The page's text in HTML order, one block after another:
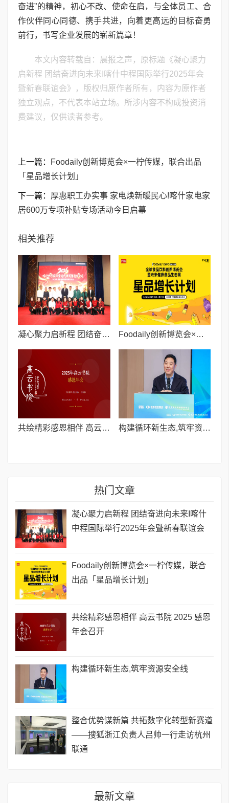
奋进”的精神，初心不改、使命在肩，与全体员工、合
作伙伴同心同德、携手共进，向着更高远的目标奋勇
前行，书写企业发展的崭新篇章！
本文内容转载自：晨报之声，原标题《凝心聚力
启新程 团结奋进向未来I喀什中程国际举行2025年会
暨新春联谊会》，版权归原作者所有，内容为原作者
独立观点，不代表本站立场。所涉内容不构成投资消
费建议，仅供读者参考。
上一篇：
Foodaily创新博览会×一柠传媒，联合出品
「星品增长计划」
下一篇： 厚惠职工办实事 家电焕新暖民心!喀什家电家
居600万专项补贴专场活动今日启幕
相关推荐
凝心聚力启新程 团结奋进向未来I喀什中程国际举行2025年会暨新春联谊会 Foodaily创新博览会×一柠传媒，联合出品「星品增长计划」
共绘精彩感恩相伴 高云书院 2025 感恩年会召开 构建循环新生态,筑牢资源安全线
热门文章
凝心聚力启新程 团结奋进向未来I喀什
中程国际举行2025年会暨新春联谊会
Foodaily创新博览会×一柠传媒，联合
出品「星品增长计划」
共绘精彩感恩相伴 高云书院 2025 感恩
年会召开
构建循环新生态,筑牢资源安全线
整合优势谋新篇 共拓数字化转型新赛道
——搜狐浙江负责人吕帅一行走访杭州
联通
最新文章